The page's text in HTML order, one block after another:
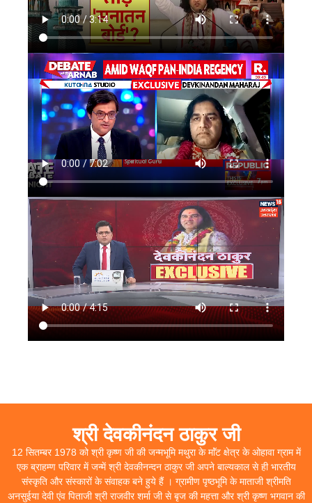
श्री देवकीनंदन ठाकुर जी
12 सितम्बर 1978 को श्री कृष्ण जी की जन्मभूमि मथुरा के माॅंट क्षेत्र के ओहावा ग्राम में
एक ब्राहम्ण परिवार में जन्में श्री देवकीनन्दन ठाकुर जी अपने बाल्यकाल से ही भारतीय
संस्कृति और संस्कारों के संवाहक बने हुये हैं । ग्रामीण पृष्ठभूमि के माताजी श्रीमति
अनसुईया देवी एंव पिताजी श्री राजवीर शर्मा जी से बृज की महत्ता और श्री कृष्ण भगवान की